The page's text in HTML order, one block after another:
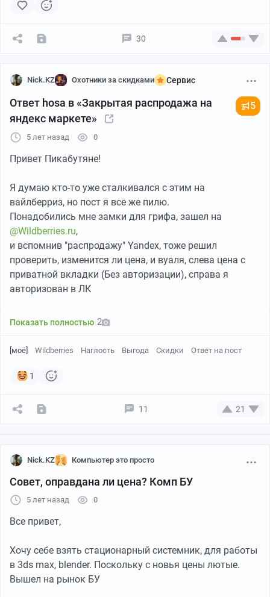
Фейк, ИА Панорама можно закинуть в игнор, но тогда
прочел пост без данных тегов, у тебя подгорело, и кто-
данный у тебя в игноре.
UPD
В WEB версии в настройках можно поставить
отображение тэгов сверху поста.
30
Nick.KZ Охотники за скидками Сервис
Ответ hosa в «Закрытая распродажа на
яндекс маркете»
5
5 лет назад 0
Привет Пикабутяне!
Я думаю кто-то уже сталкивался с этим на
вайлберриз, но пост я все же пилю.
Понадобились мне замки для грифа, зашел на
@Wildberries.ru,
и вспомнив "распродажу" Yandex, тоже решил
проверить, изменится ли цена, и вуаля, слева цена с
приватной вкладки (Без авторизации), справа я
авторизован в ЛК
@Wildberries.ru, Уатафак?
ссылка на товар
Показать полностью 2
[моё] Wildberries Наглость Выгода Скидки Ответ на пост
1
11 21
Nick.KZ Компьютер это просто
Совет, оправдана ли цена? Комп БУ
5 лет назад 0
Все привет,
Хочу себе взять стационарный системник, для работы
в 3ds max, blender. Поскольку с новья цены лютые.
Вышел на рынок БУ